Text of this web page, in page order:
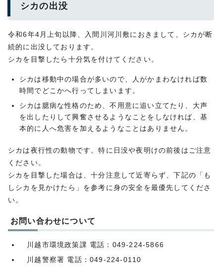
シカの出没
令和6年4月上旬以降、入間川河川敷におきまして、シカが断
続的に出没しております。
シカを目撃したら十分気を付けてください。
シカは移動中の場合が多いので、人がかまわなければ数
時間でどこかへ行ってしまいます。
シカは臆病な性格のため、不用意に追い立てたり、大声
を出したりして興奮させるようなことをしなければ、基
本的に人へ危害を加えるようなことはありません。
シカは夜行性の動物です。特に日没や夜明けの前後はご注意
ください。
シカを目撃した場合は、十分注意して近寄らず、下記の「も
しシカを見かけたら」を参考に身の安全を最優先してくださ
い。
お問い合わせについて
川越市環境政策課 電話：049-224-5866
川越警察署 電話：049-224-0110